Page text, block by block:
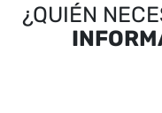
¿QUIÉN